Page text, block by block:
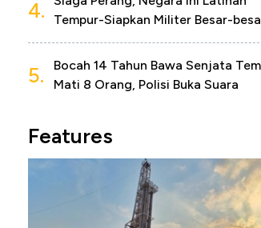
4.
Tempur-Siapkan Militer Besar-
5.
Bocah 14 Tahun Bawa Senjata
Mati 8 Orang, Polisi Buka Suara
Features